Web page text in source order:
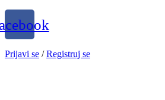
Prijavi se /Registruj se